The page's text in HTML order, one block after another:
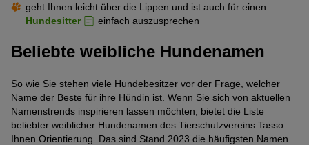
geht Ihnen leicht über die Lippen und ist auch für einen
Hundesitter
einfach auszusprechen
Beliebte weibliche Hundenamen
So wie Sie stehen viele Hundebesitzer vor der Frage, welcher
Name der Beste für ihre Hündin ist. Wenn Sie sich von aktuellen
Namenstrends inspirieren lassen möchten, bietet die Liste
beliebter weiblicher Hundenamen des Tierschutzvereins Tasso
Ihnen Orientierung. Das sind Stand 2023 die häufigsten Namen